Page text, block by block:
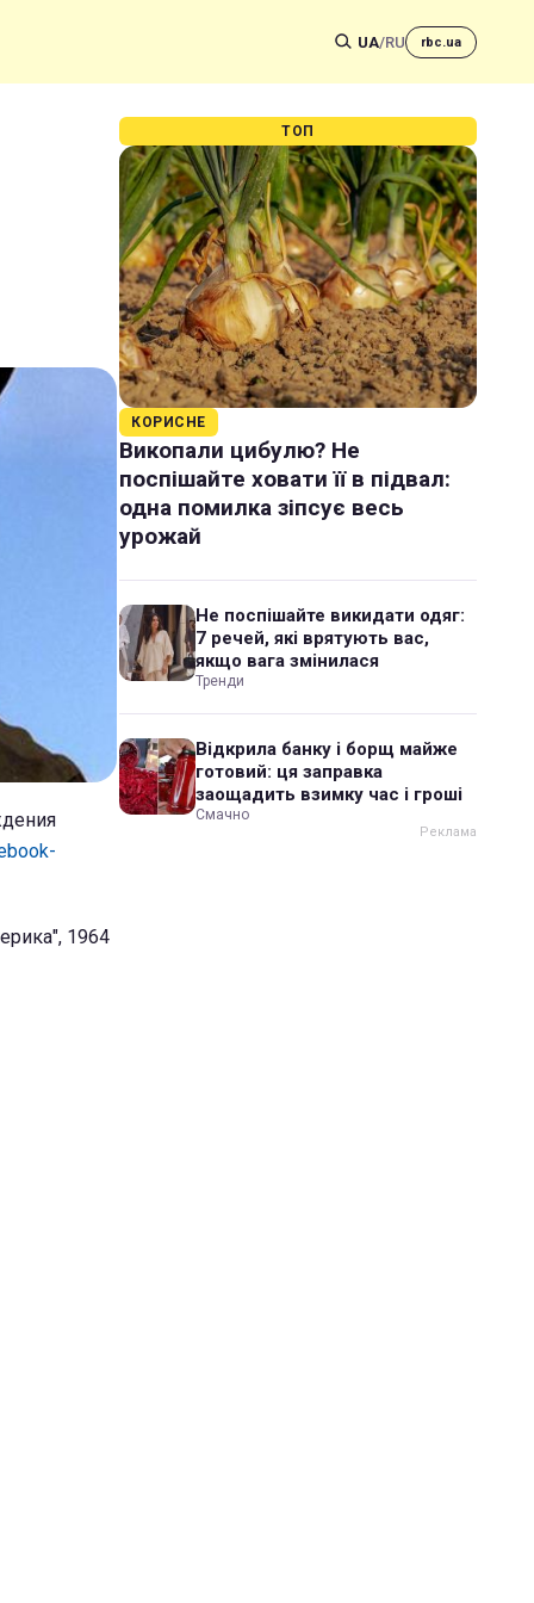
UA/RU rbc.ua
1964
ТОП
КОРИСНЕ
Викопали цибулю? Не
поспішайте ховати її в підвал:
одна помилка зіпсує весь
урожай
Не поспішайте викидати одяг:
7 речей, які врятують вас,
якщо вага змінилася
Тренди
Відкрила банку і борщ майже
готовий: ця заправка
заощадить взимку час і гроші
Смачно